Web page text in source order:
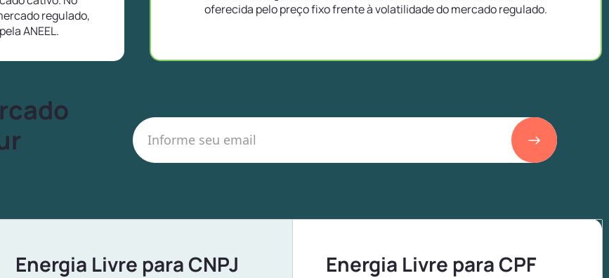
regulado,
ANEEL.
oferecida pelo preço fixo frente à volatilidade do mercado regulado.
Energia Livre para CNPJ Energia Livre para CPF